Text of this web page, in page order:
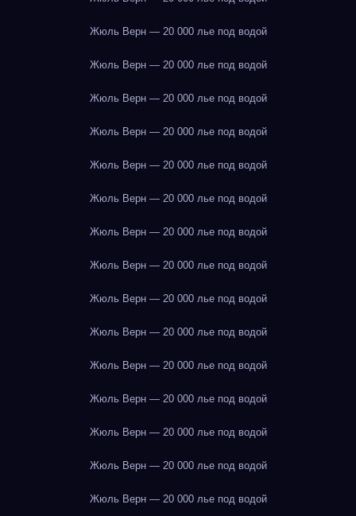
Жюль Верн — 20 000 лье под водой
Жюль Верн — 20 000 лье под водой
Жюль Верн — 20 000 лье под водой
Жюль Верн — 20 000 лье под водой
Жюль Верн — 20 000 лье под водой
Жюль Верн — 20 000 лье под водой
Жюль Верн — 20 000 лье под водой
Жюль Верн — 20 000 лье под водой
Жюль Верн — 20 000 лье под водой
Жюль Верн — 20 000 лье под водой
Жюль Верн — 20 000 лье под водой
Жюль Верн — 20 000 лье под водой
Жюль Верн — 20 000 лье под водой
Жюль Верн — 20 000 лье под водой
Жюль Верн — 20 000 лье под водой